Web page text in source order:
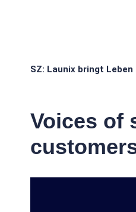
SZ: Launix bringt
Voices of